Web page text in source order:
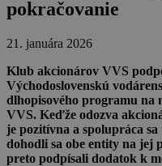
pokračovanie
21. januára 2026
Klub akcionárov VVS
Východoslovenskú
dlhopisového programu na
VVS. Keďže odozva
je pozitívna a spolupráca
dohodli sa obe entity na jej
preto podpísali dodatok k